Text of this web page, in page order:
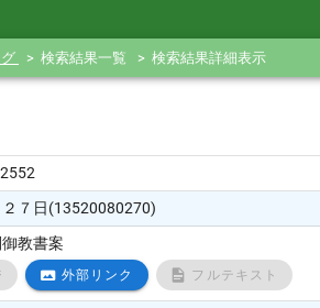
検索結果一覧 検索結果詳細表示
７日(13520080270)
教書案
外部リンク フルテキスト